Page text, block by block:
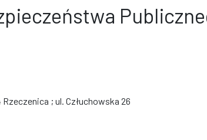
; ul. Człuchowska 26